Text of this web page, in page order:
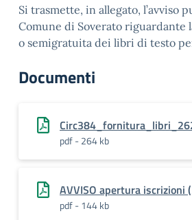
Si trasmette, in allegato, l’avviso
Comune di Soverato
o semigratuita dei libri di testo
Documenti
pdf - 264 kb
AVVISO apertura iscrizioni
pdf - 144 kb